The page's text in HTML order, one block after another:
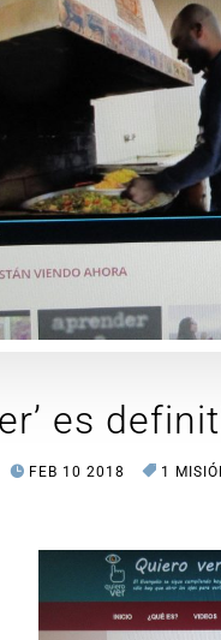
es
FEB 10 2018 1